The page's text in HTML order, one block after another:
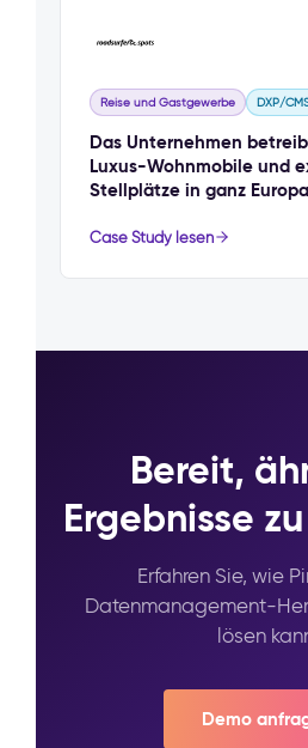
Reise und Gastgewerbe DXP/
Das Unternehmen
Luxus-Wohnmobile und
Stellplätze in ganz
Case Study lesen
Bereit,
Ergebnisse
Erfahren Sie, wie
Datenmanagement-
lösen
Demo